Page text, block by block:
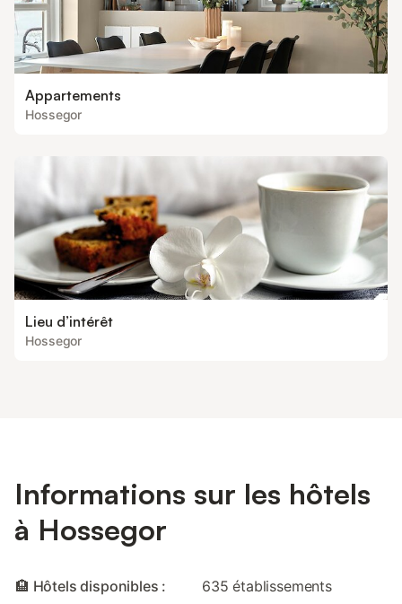
Appartements
Hossegor
Lieu d’intérêt
Hossegor
Informations sur les hôtels
à Hossegor
🏨 Hôtels disponibles : 635 établissements